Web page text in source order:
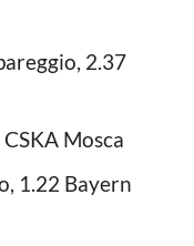
2.37
Mosca
1.22 Bayern